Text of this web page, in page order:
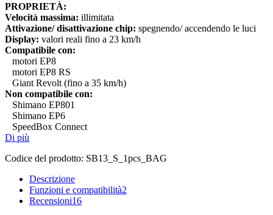
PROPRIETÀ:
Velocità massima: illimitata
Attivazione/ disattivazione chip: spegnendo/ accendendo le luci
Display: valori reali fino a 23 km/h
Compatibile con:
motori EP8
motori EP8 RS
Giant Revolt (fino a 35 km/h)
Non compatibile con:
Shimano EP801
Shimano EP6
SpeedBox Connect
Di più
Codice del prodotto: SB13_S_1pcs_BAG
Descrizione
Funzioni e compatibilità2
Recensioni16